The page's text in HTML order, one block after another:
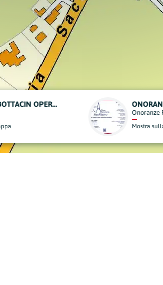
ONORANZE FUNEBRI - CASA FUNERARIA SAN MARCO VATAMANU
Edilizia
Mostra sulla mappa